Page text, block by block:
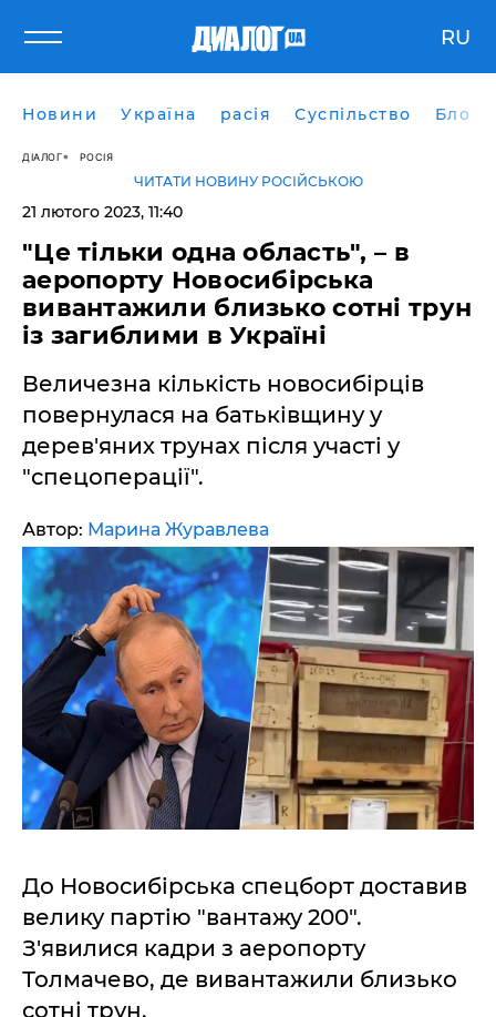
RU
Новини Україна расія Суспільство Блоги
ДІАЛОГ РОСІЯ
ЧИТАТИ НОВИНУ РОСІЙСЬКОЮ
21 лютого 2023, 11:40
"Це тільки одна область", – в
аеропорту Новосибірська
вивантажили близько сотні трун
із загиблими в Україні
Величезна кількість новосибірців
повернулася на батьківщину у
дерев'яних трунах після участі у
"спецоперації".
Автор: Марина Журавлева
До Новосибірська спецборт доставив
велику партію "вантажу 200".
З'явилися кадри з аеропорту
Толмачево, де вивантажили близько
сотні трун.